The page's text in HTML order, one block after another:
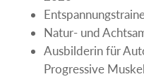
Natur- und
Ausbilderin für
Progressive